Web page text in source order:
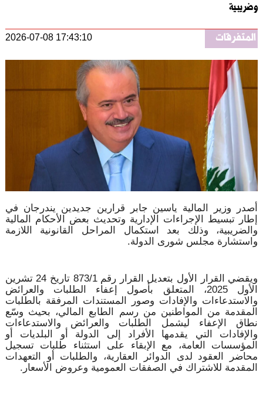
وضريبية
المتفرقات 2026-07-08 17:43:10
أصدر وزير المالية ياسين جابر قرارين جديدين يندرجان في
إطار تبسيط الإجراءات الإدارية وتحديث بعض الأحكام المالية
والضريبية، وذلك بعد استكمال المراحل القانونية اللازمة
واستشارة مجلس شورى الدولة.
ويقضي القرار الأول بتعديل القرار رقم 873/1 تاريخ 24 تشرين
الأول 2025، المتعلق بأصول إعفاء الطلبات والعرائض
والاستدعاءات والإفادات وصور المستندات المرفقة بالطلبات
المقدمة من المواطنين من رسم الطابع المالي، بحيث وسّع
نطاق الإعفاء ليشمل الطلبات والعرائض والاستدعاءات
والإفادات التي يقدمها الأفراد إلى الدولة أو البلديات أو
المؤسسات العامة، مع الإبقاء على استثناء طلبات تسجيل
محاضر العقود لدى الدوائر العقارية، والطلبات أو التعهدات
المقدمة للاشتراك في الصفقات العمومية وعروض الأسعار.